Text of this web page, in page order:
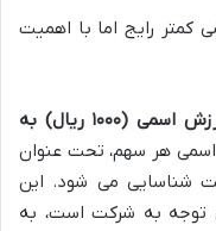
کمتر رایج اما با اهمیت
سهام جدید خود را با قیمتی بالاتر از ارزش اسمی (۱۰۰۰ ریال) به
اسمی هر سهم، تحت عنوان
شناسایی می شود. این
توجه به شرکت است، به